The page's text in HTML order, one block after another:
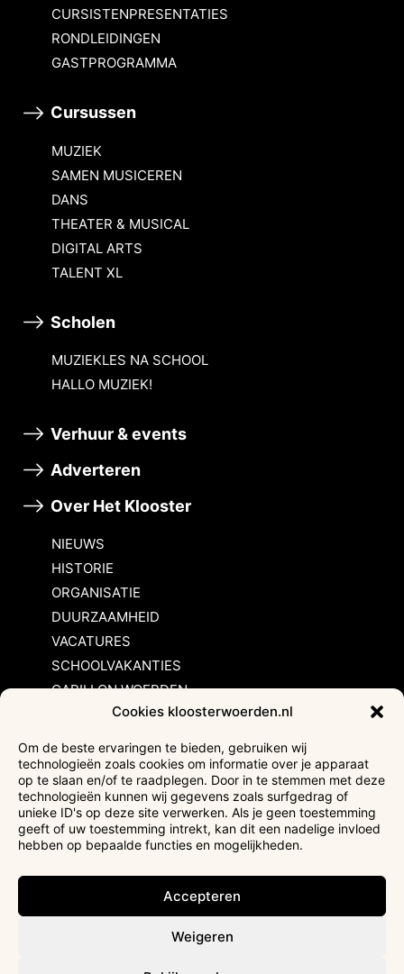
Cookies kloosterwoerden.nl
Om de beste ervaringen te bieden, gebruiken wij
technologieën zoals cookies om informatie over je apparaat
op te slaan en/of te raadplegen. Door in te stemmen met deze
technologieën kunnen wij gegevens zoals surfgedrag of
unieke ID's op deze site verwerken. Als je geen toestemming
geeft of uw toestemming intrekt, kan dit een nadelige invloed
hebben op bepaalde functies en mogelijkheden.
Accepteren
Weigeren
CURSISTENPRESENTATIES
RONDLEIDINGEN
GASTPROGRAMMA
Cursussen
MUZIEK
SAMEN MUSICEREN
DANS
THEATER & MUSICAL
DIGITAL ARTS
TALENT XL
Scholen
MUZIEKLES NA SCHOOL
HALLO MUZIEK!
Verhuur & events
Adverteren
Over Het Klooster
NIEUWS
HISTORIE
ORGANISATIE
DUURZAAMHEID
VACATURES
SCHOOLVAKANTIES
CARILLON WOERDEN
Inschrijvingsvoorwaarden
Bezoekersvoorwaarden
Huurvoorwaarden
Privacyverklaring
Ticketverkoop